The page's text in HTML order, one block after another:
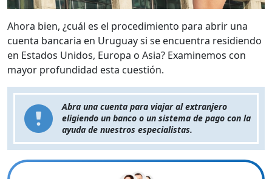
Ahora bien, ¿cuál es el procedimiento para abrir una
cuenta bancaria en Uruguay si se encuentra residiendo
en Estados Unidos, Europa o Asia? Examinemos con
mayor profundidad esta cuestión.
Abra una cuenta para viajar al extranjero
eligiendo un banco o un sistema de pago con la
ayuda de nuestros especialistas.